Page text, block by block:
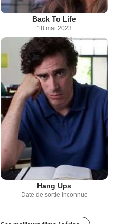
Back To Life
18 mai 2023
Hang Ups
Date de sortie inconnue